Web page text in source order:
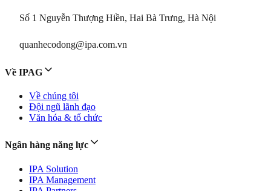
Số 1 Nguyễn Thượng Hiền, Hai Bà Trưng, Hà Nội
quanhecodong@ipa.com.vn
Về IPAG
Về chúng tôi
Đội ngũ lãnh đạo
Văn hóa & tổ chức
Ngân hàng năng lực
IPA Solution
IPA Management